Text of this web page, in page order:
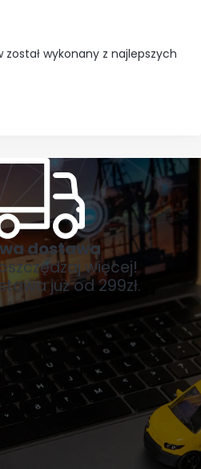
wykonany z najlepszych
dostawa
więcej!
już od 299zł.